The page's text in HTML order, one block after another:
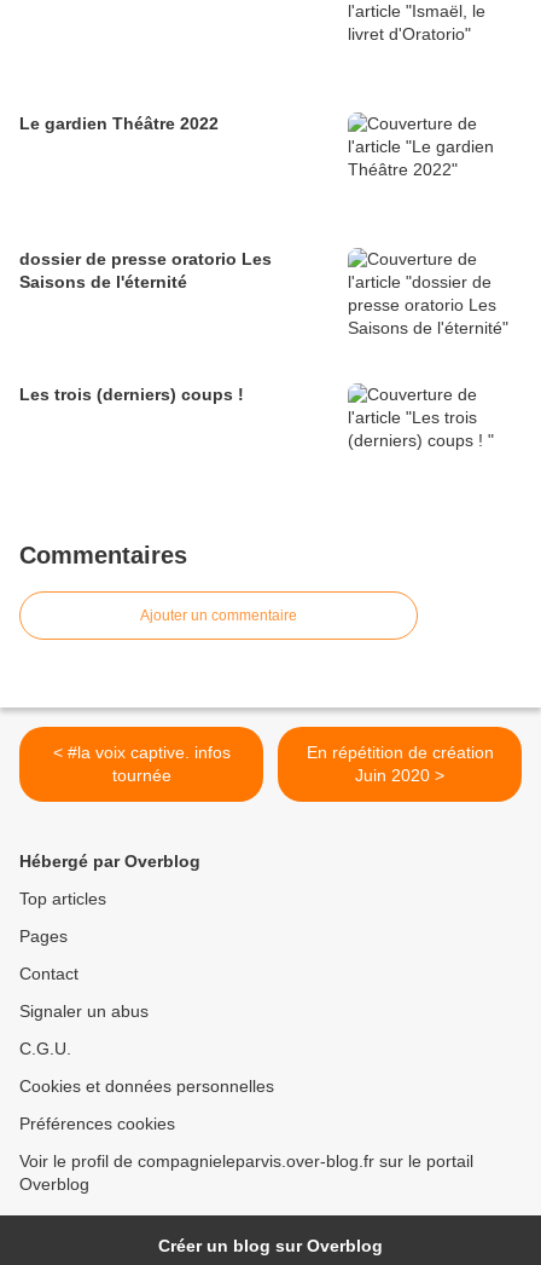
Le gardien Théâtre 2022
dossier de presse oratorio Les
Saisons de l'éternité
Les trois (derniers) coups !
Commentaires
Ajouter un commentaire
< #la voix captive. infos
tournée
En répétition de création
Juin 2020 >
Hébergé par Overblog
Top articles
Pages
Contact
Signaler un abus
C.G.U.
Cookies et données personnelles
Préférences cookies
Voir le profil de compagnieleparvis.over-blog.fr sur le portail
Overblog
Créer un blog sur Overblog